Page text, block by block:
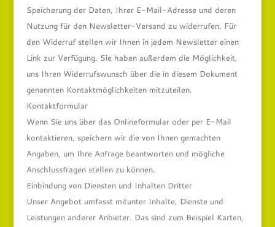
Speicherung der Daten, Ihrer E-Mail-Adresse und deren
Nutzung für den Newsletter-Versand zu widerrufen. Für
den Widerruf stellen wir Ihnen in jedem Newsletter einen
Link zur Verfügung. Sie haben außerdem die Möglichkeit,
uns Ihren Widerrufswunsch über die in diesem Dokument
genannten Kontaktmöglichkeiten mitzuteilen.
Kontaktformular
Wenn Sie uns über das Onlineformular oder per E-Mail
kontaktieren, speichern wir die von Ihnen gemachten
Angaben, um Ihre Anfrage beantworten und mögliche
Anschlussfragen stellen zu können.
Einbindung von Diensten und Inhalten Dritter
Unser Angebot umfasst mitunter Inhalte, Dienste und
Leistungen anderer Anbieter. Das sind zum Beispiel Karten,